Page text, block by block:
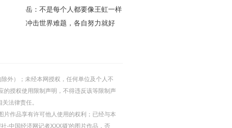
岳：不是每个人都要像王虹一样
冲击世界难题，各自努力就好
外）；未经本网授权，任何单位及个人不
授权使用限制声明，不得违反该等限制声
法律责任。
片作品享有许可他人使用的权利；已经与本
-中国经济网记者XXX摄'的图片作品，否